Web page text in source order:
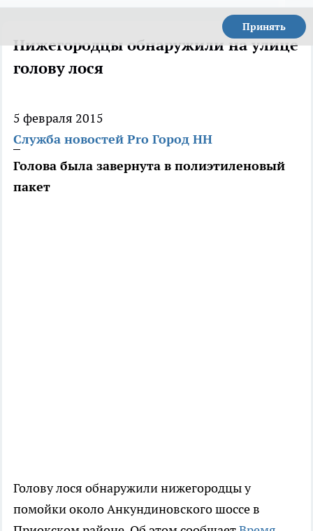
Принять
Нижегородцы обнаружили на улице
голову лося
5 февраля 2015
Служба новостей Pro Город НН
Голова была завернута в полиэтиленовый
пакет
Голову лося обнаружили нижегородцы у
помойки около Анкундиновского шоссе в